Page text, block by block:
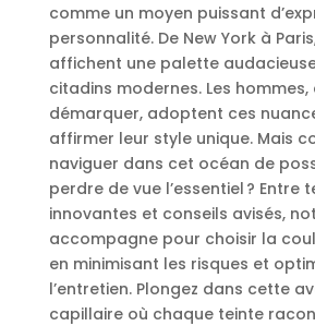
comme un moyen puissant
personnalité. De New York à
affichent une palette
citadins modernes. Les hommes,
démarquer, adoptent ces
affirmer leur style unique. Mais
naviguer dans cet océan de
perdre de vue l’essentiel ? Entre
innovantes et conseils avisés,
accompagne pour choisir la
en minimisant les risques et
l’entretien. Plongez dans cette
capillaire où chaque teinte